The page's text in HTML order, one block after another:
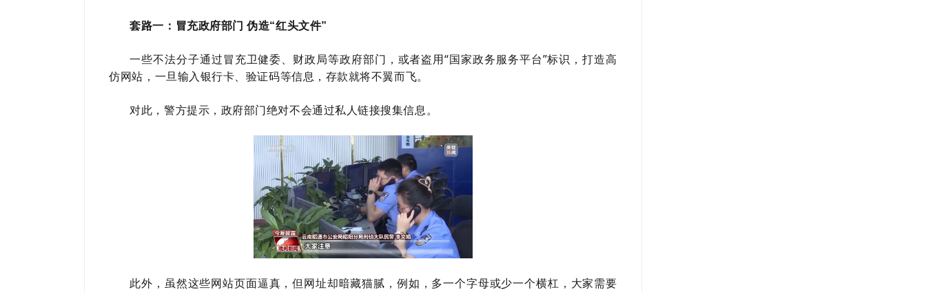
套路一：冒充政府部门 伪造“红头文件”
一些不法分子通过冒充卫健委、财政局等政府部门，或者盗用“国家政务服务平台”标识，打造高
仿网站，一旦输入银行卡、验证码等信息，存款就将不翼而飞。
对此，警方提示， 政府部门绝对不会通过私人链接搜集信息。
此外，虽然这些网站页面逼真，但网址却暗藏猫腻，例如，多一个字母或少一个横杠，大家需要